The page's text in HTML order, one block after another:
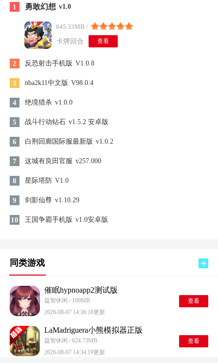
1 勇敢幻想 v1.0
645.33MB /
卡牌回合
查看
2 反恐射击手机版 V1.0.8
3 nba2k11中文版 V98.0.4
4 绝境猎杀 v1.0.0
5 战斗行动钻石 v1.5.2 安卓版
6 白荆回廊国际服最新版 v1.0.2
7 这城有良田官服 v257.000
8 星际塔防 V1.0
9 剑影仙尊 v1.10.29
10 王国争霸手机版 v1.0安卓版
同类游戏
催眠hypnoapp2测试版
益智休闲 / 100MB
2026-08-07 14:36:18更新
查看
LaMadriguera小熊模拟器正版
益智休闲 / 624.73MB
2026-08-07 14:34:19更新
查看